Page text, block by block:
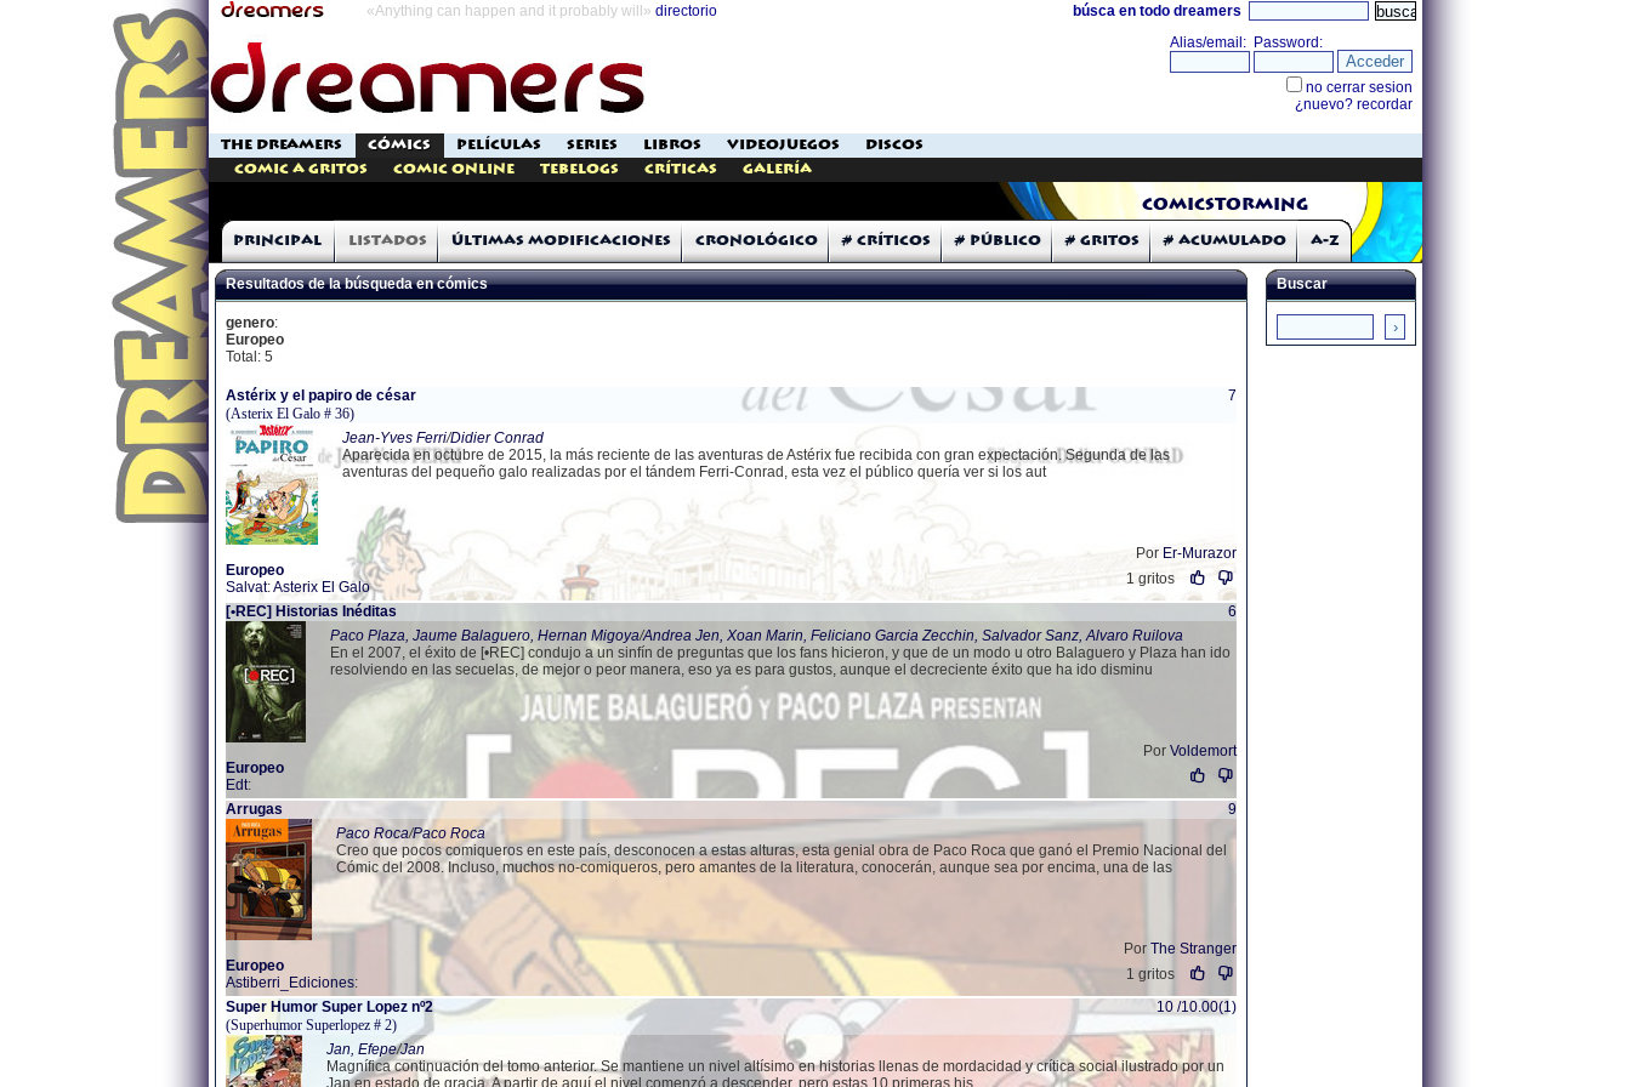
«Anything can happen and it probably will» directorio búsca en todo dreamers
THE DREAMERS CÓMICS PELÍCULAS SERIES LIBROS VIDEOJUEGOS
DISCOS
Comic a Gritos
Comic Online Tebelogs Críticas Galería
COMICSTORMING
Principal Listados Últimas modificaciones Cronológico # Críticos # Público # Gritos # Acumulado A-Z
Resultados de la búsqueda en cómics
genero:
Europeo
Total: 5
Astérix y el papiro de césar
(Asterix El Galo # 36)
7
Jean-Yves Ferri/Didier Conrad
Aparecida en octubre de 2015, la más reciente de las aventuras de Astérix fue recibida con gran expectación. Segunda de las
aventuras del pequeño galo realizadas por el tándem Ferri-Conrad, esta vez el público quería ver si los aut
Por Er-Murazor
Europeo
Salvat:Asterix El Galo
1 gritos
[•REC] Historias Inéditas
6
Paco Plaza, Jaume Balaguero, Hernan Migoya/Andrea Jen, Xoan Marin, Feliciano Garcia Zecchin, Salvador Sanz, Alvaro Ruilova
En el 2007, el éxito de [•REC] condujo a un sinfín de preguntas que los fans hicieron, y que de un modo u otro Balaguero y Plaza han ido
resolviendo en las secuelas, de mejor o peor manera, eso ya es para gustos, aunque el decreciente éxito que ha ido disminu
Por Voldemort
Europeo
Edt:
Arrugas
9
Paco Roca/Paco Roca
Creo que pocos comiqueros en este país, desconocen a estas alturas, esta genial obra de Paco Roca que ganó el Premio Nacional del
Cómic del 2008. Incluso, muchos no-comiqueros, pero amantes de la literatura, conocerán, aunque sea por encima, una de las
Por The Stranger
Europeo
Astiberri_Ediciones:
1 gritos
Super Humor Super Lopez nº2
(Superhumor Superlopez # 2)
10 /10.00(1)
Jan, Efepe/Jan
Magnífica continuación del tomo anterior. Se mantiene un nivel altísimo en historias llenas de mordacidad y crítica social ilustrado por un
Jan en estado de gracia. A partir de aquí el nivel comenzó a descender, pero estas 10 primeras his
Buscar